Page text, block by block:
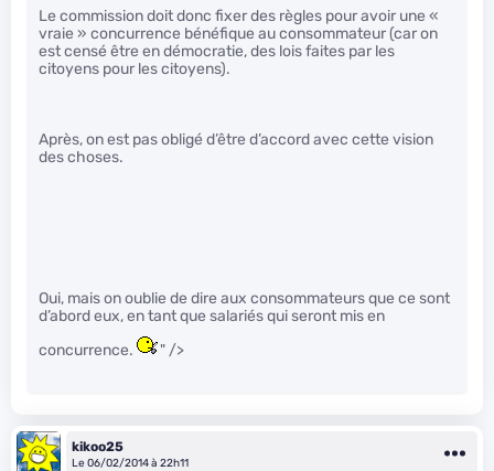
Le commission doit donc fixer des règles pour avoir une «
vraie » concurrence bénéfique au consommateur (car on
est censé être en démocratie, des lois faites par les
citoyens pour les citoyens).
Après, on est pas obligé d’être d’accord avec cette vision
des choses.
Oui, mais on oublie de dire aux consommateurs que ce sont
d’abord eux, en tant que salariés qui seront mis en
concurrence.
" />
kikoo25
Le 06/02/2014 à 22h11